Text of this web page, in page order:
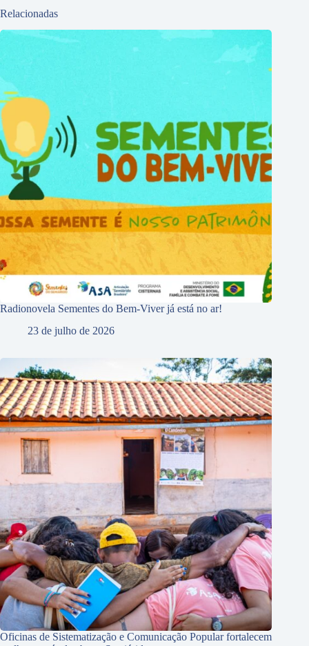
Relacionadas
Radionovela Sementes do Bem-Viver já está no ar!
23 de julho de 2026
Oficinas de Sistematização e Comunicação Popular fortalecem